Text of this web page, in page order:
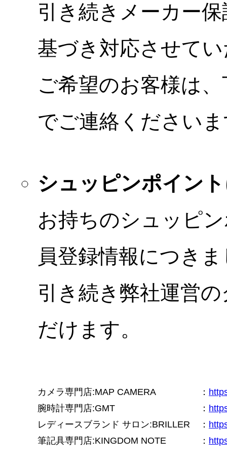
引き続きメーカー
基づき対応させて
ご希望のお客様は
でご連絡ください
シュッピンポイン
お持ちのシュッピ
員登録情報につき
引き続き弊社運営
だけます。
カメラ専門店:MAP CAMERA ：
腕時計専門店:GMT
：
レディースブランド サロン:BRILLER
：
筆記具専門店:KINGDOM NOTE
：